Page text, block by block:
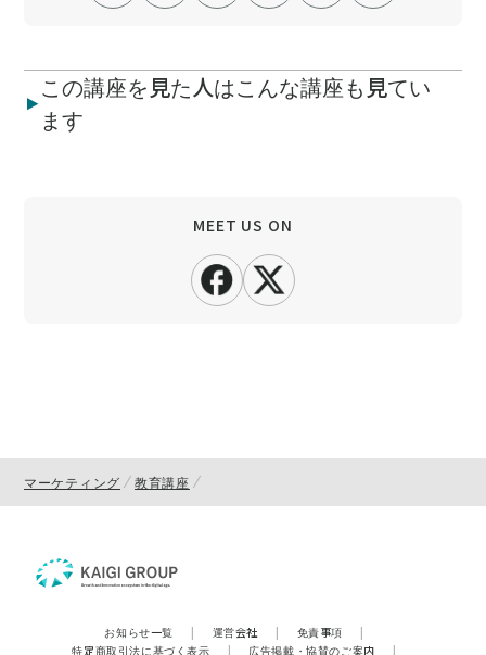
この講座を見た人はこんな講座も見てい
ます
MEET US ON
マーケティング 教育講座
お知らせ一覧 | 運営会社 | 免責事項
|
特定商取引法に基づく表示
| 広告掲載・協賛のご案内 |